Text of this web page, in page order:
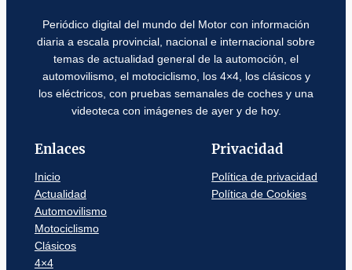
Periódico digital del mundo del Motor con información
diaria a escala provincial, nacional e internacional sobre
temas de actualidad general de la automoción, el
automovilismo, el motociclismo, los 4×4, los clásicos y
los eléctricos, con pruebas semanales de coches y una
videoteca con imágenes de ayer y de hoy.
Enlaces
Inicio
Actualidad
Automovilismo
Motociclismo
Clásicos
4×4
Privacidad
Política de privacidad
Política de Cookies